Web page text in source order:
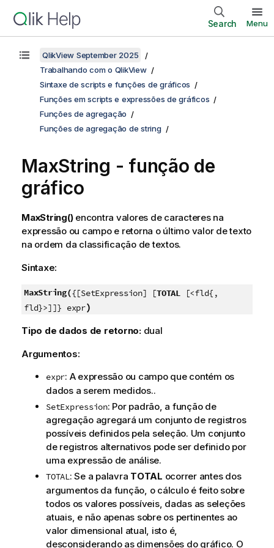
Search Menu
QlikView September 2025
Trabalhando com o QlikView
Sintaxe de scripts e funções de gráficos
Funções em scripts e expressões de gráficos
Funções de agregação
Funções de agregação de string
MaxString - função de
gráfico
MaxString()encontra valores de caracteres na
expressão ou campo e retorna o último valor de texto
na ordem da classificação de textos.
Sintaxe:
MaxString({[SetExpression] [TOTAL[<fld{,
fld}>]]} expr)
Tipo de dados de retorno: dual
Argumentos:
expr: A expressão ou campo que contém os
dados a serem medidos..
SetExpression: Por padrão, a função de
agregação agregará um conjunto de registros
possíveis definidos pela seleção. Um conjunto
de registros alternativos pode ser definido por
uma expressão de análise.
TOTAL: Se a palavra TOTAL ocorrer antes dos
argumentos da função, o cálculo é feito sobre
todos os valores possíveis, dadas as seleções
atuais, e não apenas sobre os pertinentes ao
valor dimensional atual, isto é,
desconsiderando as dimensões do gráfico. O